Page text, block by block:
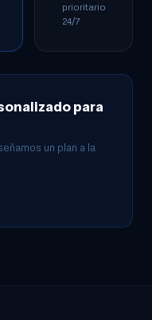
prioritario
24/7
para
un plan a la